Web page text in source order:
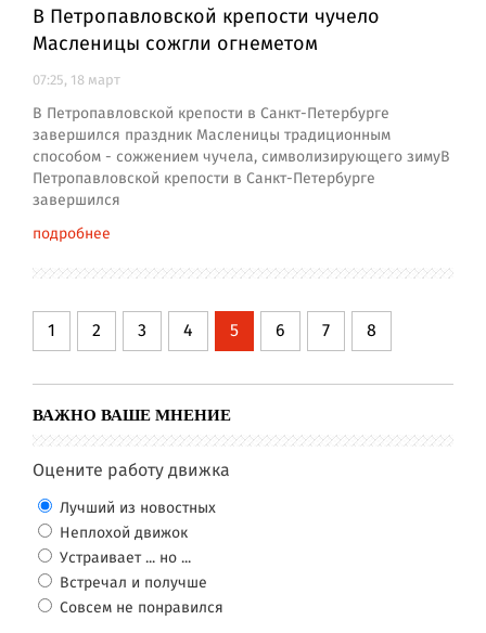
В Петропавловской крепости чучело
Масленицы сожгли огнеметом
07:25, 18 март
В Петропавловской крепости в Санкт-Петербурге
завершился праздник Масленицы традиционным
способом - сожжением чучела, символизирующего зимуВ
Петропавловской крепости в Санкт-Петербурге
завершился
подробнее
1 2 3 4 5 6 7 8
ВАЖНО ВАШЕ МНЕНИЕ
Оцените работу движка
Лучший из новостных
Неплохой движок
Устраивает ... но ...
Встречал и получше
Совсем не понравился